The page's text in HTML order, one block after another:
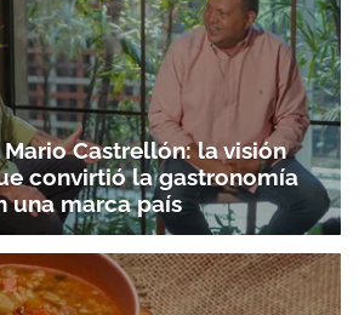
Castrellón: la visión
convirtió la gastronomía
una marca país